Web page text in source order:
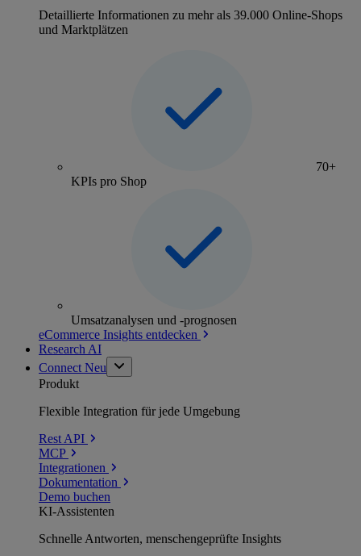
Detaillierte Informationen zu mehr als 39.000 Online-Shops
und Marktplätzen
70+
KPIs pro Shop
Umsatzanalysen und -prognosen
eCommerce Insights entdecken
Research AI
Connect Neu
Produkt
Flexible Integration für jede Umgebung
Rest API
MCP
Integrationen
Dokumentation
Demo buchen
KI-Assistenten
Schnelle Antworten, menschengeprüfte Insights